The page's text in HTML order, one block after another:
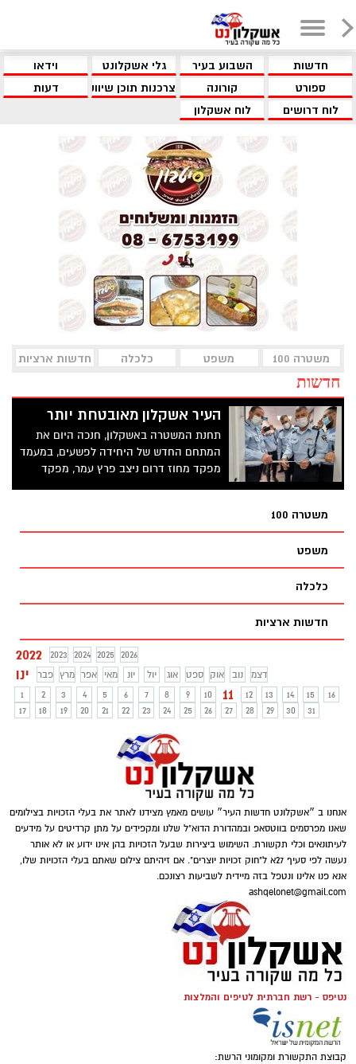
חדשות השבוע בעיר גלי אשקלונט
וידאו
ספורט
קורונה צרכנות תוכן שיווקי
דעות
לוח דרושים
לוח אשקלון
משטרה 100 משפט כלכלה חדשות ארציות
חדשות
העיר אשקלון מאובטחת יותר
תחנת המשטרה באשקלון, חנכה היום את
המתחם החדש של היחידה לפשעים, במעמד
מפקד מחוז דרום ניצב פרץ עמר, מפקד
משטרה 100
משפט
כלכלה
חדשות ארציות
2022 2023 2024 2025 2026
ינו פבר מרץ אפר מאי יונ יול אוג ספט אוק נוב
דצמ
1
2 3 4 5 6 7 8 9 10 11 12 13 14 15
16
17
18 19 20 21 22 23 24 25 26 27 28 29 30 31
אנחנו ב ״אשקלונט חדשות העיר״ עושים מאמץ מצידנו לאתר את בעלי הזכויות בצילומים
שאנו מפרסמים בווטסאפ ובמהדורת הדוא"ל שלנו ומקפידים על מתן קרדיטים על מידעים
לעיתונאים וכלי תקשורת. השימוש ביצירות שבעל הזכויות בהן אינו ידוע או לא אותר
נעשה לפי סעיף 27א ל"חוק זכויות יוצרים". אם זיהיתם צילום שאתם בעלי הזכויות שלו,
אנא פנו אלינו ונטפל בזה מיידית לשביעות רצונכם.
ashqelonet@gmail.com
נטיפס - רשת חברתית לטיפים והמלצות
קבוצת התקשורת ומקומוני הרשת: